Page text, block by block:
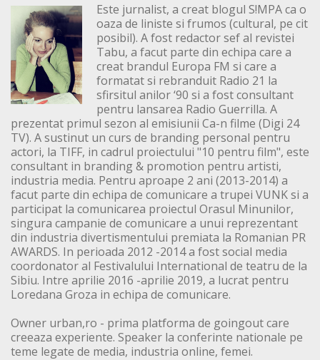
Este jurnalist, a creat blogul S!MPA ca o
oaza de liniste si frumos (cultural, pe cit
posibil). A fost redactor sef al revistei
Tabu, a facut parte din echipa care a
creat brandul Europa FM si care a
formatat si rebranduit Radio 21 la
sfirsitul anilor ‘90 si a fost consultant
pentru lansarea Radio Guerrilla. A
prezentat primul sezon al emisiunii Ca-n filme (Digi 24
TV). A sustinut un curs de branding personal pentru
actori, la TIFF, in cadrul proiectului "10 pentru film", este
consultant in branding & promotion pentru artisti,
industria media. Pentru aproape 2 ani (2013-2014) a
facut parte din echipa de comunicare a trupei VUNK si a
participat la comunicarea proiectul Orasul Minunilor,
singura campanie de comunicare a unui reprezentant
din industria divertismentului premiata la Romanian PR
AWARDS. In perioada 2012 -2014 a fost social media
coordonator al Festivalului International de teatru de la
Sibiu. Intre aprilie 2016 -aprilie 2019, a lucrat pentru
Loredana Groza in echipa de comunicare.
Owner urban,ro - prima platforma de goingout care
creeaza experiente. Speaker la conferinte nationale pe
teme legate de media, industria online, femei.